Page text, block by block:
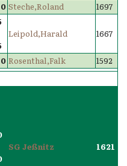
Steche,Roland 1697
Leipold,Harald 1667
Rosenthal,Falk 1592
SG Jeßnitz 1621